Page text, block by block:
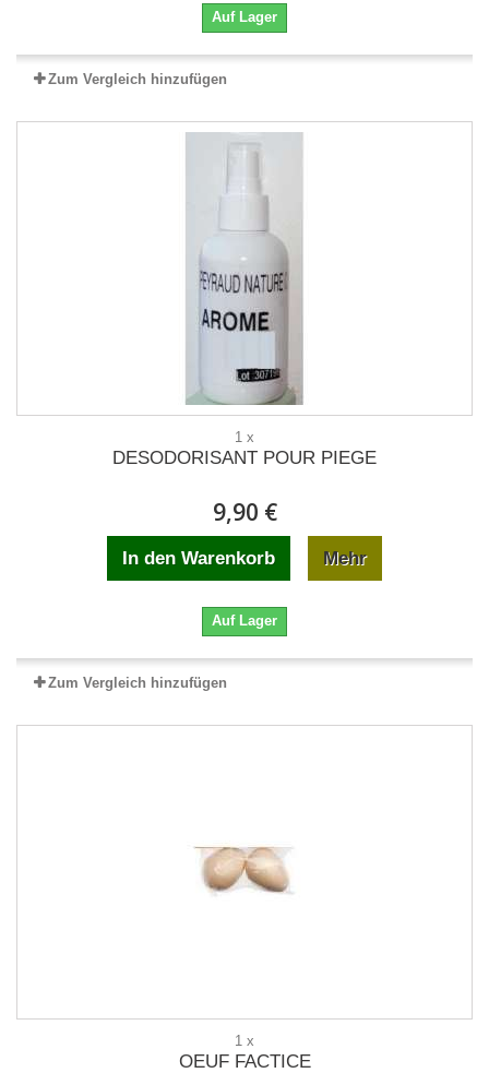
Auf Lager
Zum Vergleich hinzufügen
1 x
DESODORISANT POUR PIEGE
9,90 €
In den Warenkorb Mehr
Auf Lager
Zum Vergleich hinzufügen
1 x
OEUF FACTICE